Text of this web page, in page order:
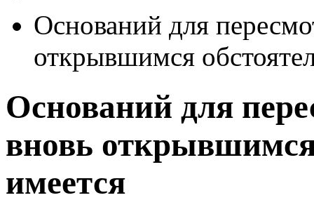
Оснований для
открывшимся
Оснований для
вновь открывшимся
имеется